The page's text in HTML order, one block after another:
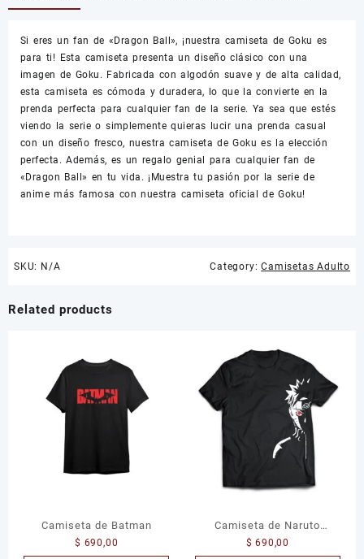
Si eres un fan de «Dragon Ball», ¡nuestra camiseta de Goku es
para ti! Esta camiseta presenta un diseño clásico con una
imagen de Goku. Fabricada con algodón suave y de alta calidad,
esta camiseta es cómoda y duradera, lo que la convierte en la
prenda perfecta para cualquier fan de la serie. Ya sea que estés
viendo la serie o simplemente quieras lucir una prenda casual
con un diseño fresco, nuestra camiseta de Goku es la elección
perfecta. Además, es un regalo genial para cualquier fan de
«Dragon Ball» en tu vida. ¡Muestra tu pasión por la serie de
anime más famosa con nuestra camiseta oficial de Goku!
SKU: N/A Category:Camisetas Adulto
Related products
Camiseta de Batman
$ 690,00
Camiseta de Naruto
Uzumaki
$ 690,00